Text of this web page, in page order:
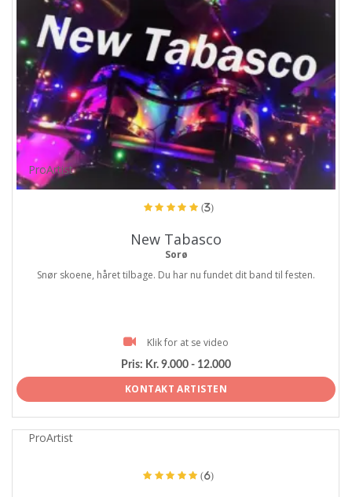
ProArtist
(3)
New Tabasco
Sorø
Snør skoene, håret tilbage. Du har nu fundet dit band til festen.
Klik for at se video
Pris: Kr. 9.000 - 12.000
KONTAKT ARTISTEN
ProArtist
(6)